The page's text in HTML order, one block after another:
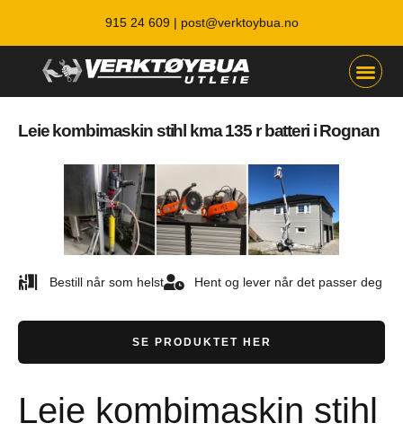
915 24 609 | post@verktoybua.no
Leie kombimaskin stihl kma 135 r batteri i Rognan
Bestill når som helst Hent og lever når det passer deg
SE PRODUKTET HER
Leie kombimaskin stihl